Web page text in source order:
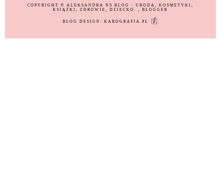
COPYRIGHT ©ALEKSANDRA NS BLOG - URODA, KOSMETYKI,
KSIĄŻKI, ZDROWIE, DZIECKO., BLOGGER
BLOG DESIGN:KAROGRAFIA.PL